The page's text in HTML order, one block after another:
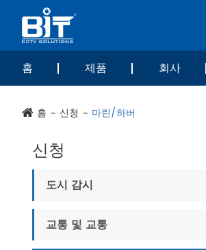
홈 제품 회사
홈 신청 마린/하버
신청
도시 감시
교통 및 교통